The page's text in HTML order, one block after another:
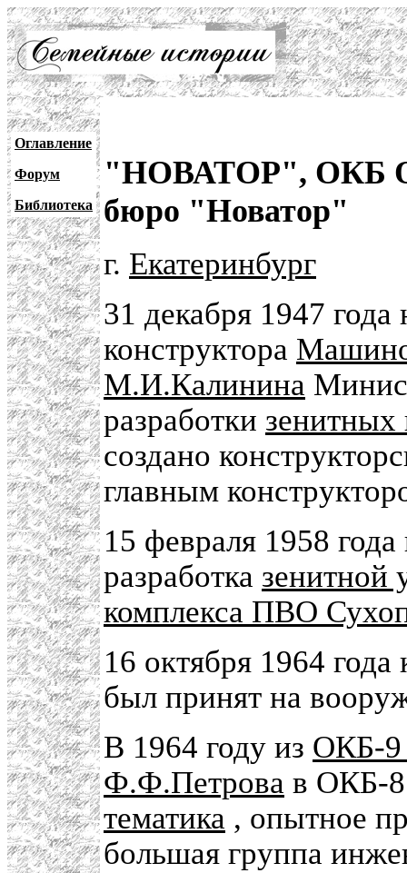
Оглавление
Форум
Библиотека
"НОВАТОР", ОКБ
бюро "Новатор"
г. Екатеринбург
31 декабря 1947 года
конструктора
М.И.Калинина
разработки зенитных
создано
главным
15 февраля 1958
разработка зенитной
комплекса ПВО
16 октября 1964
был принят на
В 1964 году из ОКБ-9
Ф.Ф.Петрова в ОКБ-
тематика , опытное
большая группа